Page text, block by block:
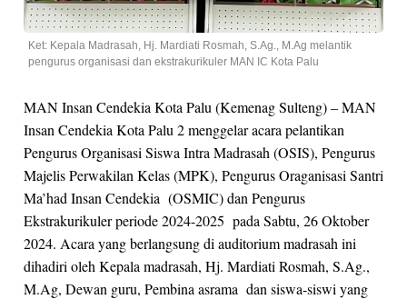
Ket: Kepala Madrasah, Hj. Mardiati Rosmah, S.Ag., M.Ag melantik
pengurus organisasi dan ekstrakurikuler MAN IC Kota Palu
MAN Insan Cendekia Kota Palu (Kemenag Sulteng) – MAN
Insan Cendekia Kota Palu 2 menggelar acara pelantikan
Pengurus Organisasi Siswa Intra Madrasah (OSIS), Pengurus
Majelis Perwakilan Kelas (MPK), Pengurus Oraganisasi Santri
Ma’had Insan Cendekia (OSMIC) dan Pengurus
Ekstrakurikuler periode 2024-2025 pada Sabtu, 26 Oktober
2024. Acara yang berlangsung di auditorium madrasah ini
dihadiri oleh Kepala madrasah, Hj. Mardiati Rosmah, S.Ag.,
M.Ag, Dewan guru, Pembina asrama dan siswa-siswi yang